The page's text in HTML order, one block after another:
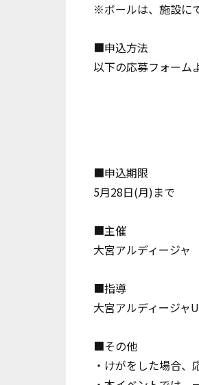
※ボールは、施設に
■申込方法
以下の応募フォーム
■申込期限
5月28日(月)まで
■主催
大宮アルディージャ
■指導
大宮アルディージャ
■その他
・けがをした場合、